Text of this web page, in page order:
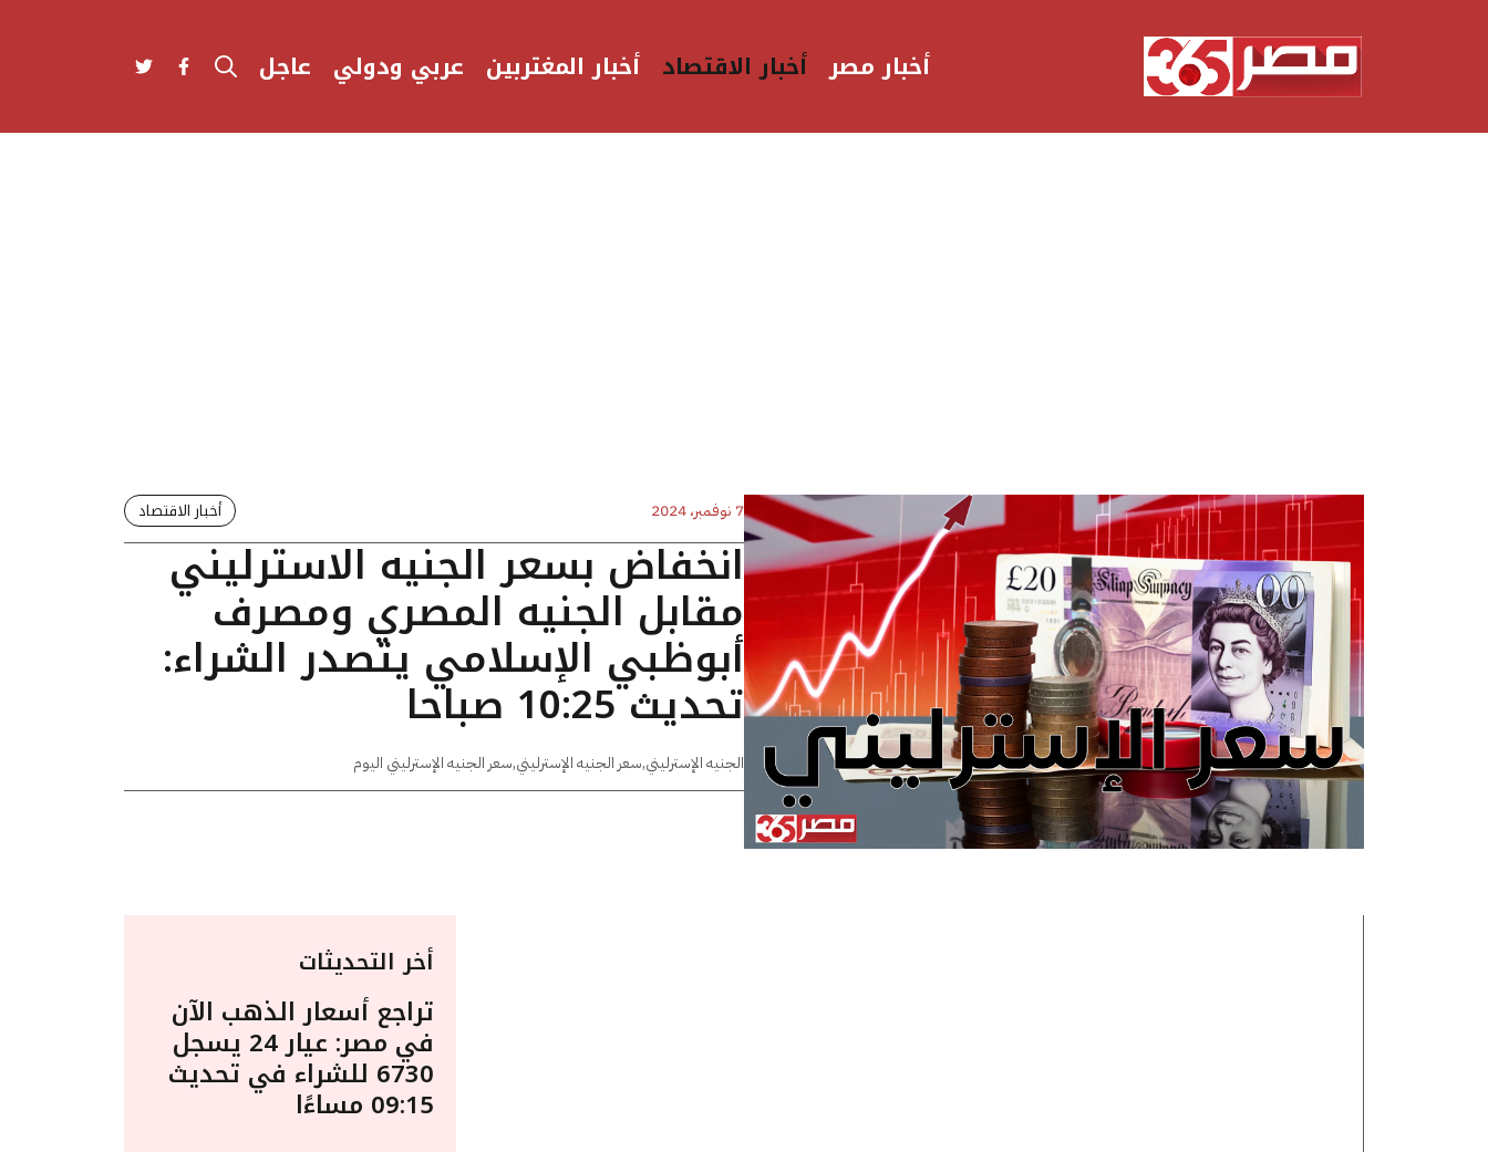
أخبار مصر أخبار الاقتصاد أخبار المغتربين عربي ودولي عاجل
7 نوفمبر، 2024 أخبار الاقتصاد
انخفاض بسعر الجنيه الاسترليني
مقابل الجنيه المصري ومصرف
أبوظبي الإسلامي يتصدر الشراء:
تحديث 10:25 صباحا
الجنيه الإسترليني,سعر الجنيه الإسترليني,سعر الجنيه الإسترليني اليوم
أخر التحديثات
تراجع أسعار الذهب الآن
في مصر: عيار 24 يسجل
6730 للشراء في تحديث
09:15 مساءًا